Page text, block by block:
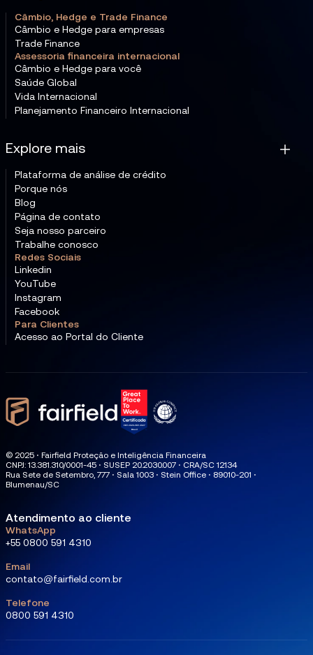
Câmbio, Hedge e Trade Finance
Câmbio e Hedge para empresas
Trade Finance
Assessoria financeira internacional
Câmbio e Hedge para você
Saúde Global
Vida Internacional
Planejamento Financeiro Internacional
Explore mais
Plataforma de análise de crédito
Porque nós
Blog
Página de contato
Seja nosso parceiro
Trabalhe conosco
Redes Sociais
Linkedin
YouTube
Instagram
Facebook
Para Clientes
Acesso ao Portal do Cliente
© 2025 ⋅ Fairfield Proteção e Inteligência Financeira
CNPJ: 13.381.310/0001-45 ⋅ SUSEP 20.2030.007 ⋅ CRA/SC 12134
Rua Sete de Setembro, 777 ⋅ Sala 1003 ⋅ Stein Office ⋅ 89010-201 ⋅
Blumenau/SC
Atendimento ao cliente
WhatsApp
+55 0800 591 4310
Email
contato@fairfield.com.br
Telefone
0800 591 4310